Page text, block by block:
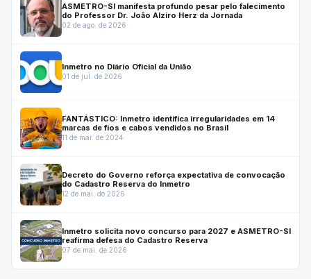
ASMETRO-SI manifesta profundo pesar pelo falecimento
do Professor Dr. João Alziro Herz da Jornada
02 de ago. de 2026
Inmetro no Diário Oficial da União
01 de jul. de 2026
FANTÁSTICO: Inmetro identifica irregularidades em 14
marcas de fios e cabos vendidos no Brasil
11 de mar. de 2024
Decreto do Governo reforça expectativa de convocação
do Cadastro Reserva do Inmetro
12 de mai. de 2026
Inmetro solicita novo concurso para 2027 e ASMETRO-SI
reafirma defesa do Cadastro Reserva
07 de mai. de 2026